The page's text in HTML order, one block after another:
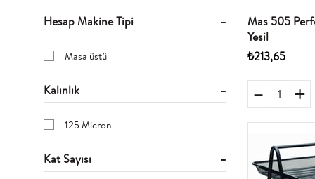
12MMX25M
A3
25MMX25MM
Hesap Makine Tipi
Masa üstü
Kalınlık
125 Micron
Kat Sayısı
Mas 505
Yesil
₺213,65